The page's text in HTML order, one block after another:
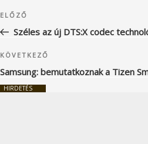
navigáció
Korábbi
bejegyzés
ELŐZŐ
Széles az új DTS:X codec
Következő
bejegyzés
KÖVETKEZŐ
Samsung: bemutatkoznak a Tizen
HIRDETÉS